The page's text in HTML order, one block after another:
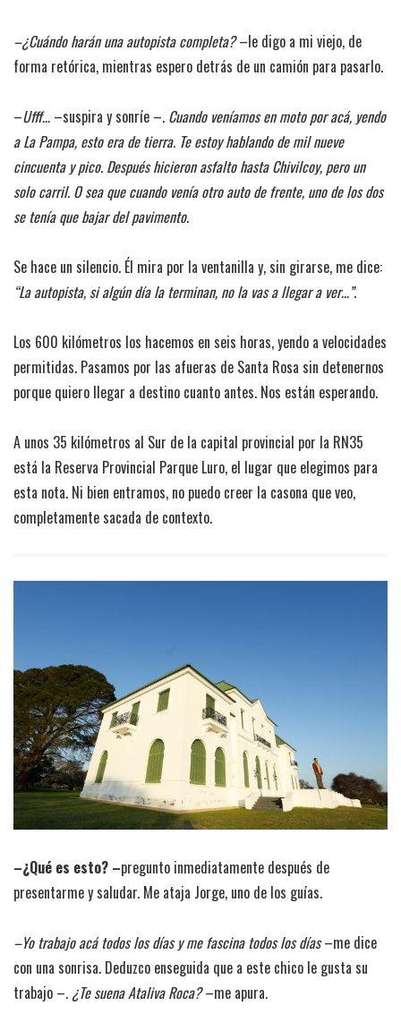
–¿Cuándo harán una autopista completa?–le digo a mi viejo, de
forma retórica, mientras espero detrás de un camión para pasarlo.
–Ufff… –suspira y sonríe –. Cuando veníamos en moto por acá, yendo
a La Pampa, esto era de tierra. Te estoy hablando de mil nueve
cincuenta y pico. Después hicieron asfalto hasta Chivilcoy, pero un
solo carril. O sea que cuando venía otro auto de frente, uno de los dos
se tenía que bajar del pavimento.
Se hace un silencio. Él mira por la ventanilla y, sin girarse, me dice:
“La autopista, si algún día la terminan, no la vas a llegar a ver…”.
Los 600 kilómetros los hacemos en seis horas, yendo a velocidades
permitidas. Pasamos por las afueras de Santa Rosa sin detenernos
porque quiero llegar a destino cuanto antes. Nos están esperando.
A unos 35 kilómetros al Sur de la capital provincial por la RN35
está la Reserva Provincial Parque Luro, el lugar que elegimos para
esta nota. Ni bien entramos, no puedo creer la casona que veo,
completamente sacada de contexto.
–¿Qué es esto? –pregunto inmediatamente después de
presentarme y saludar. Me ataja Jorge, uno de los guías.
–Yo trabajo acá todos los días y me fascina todos los días–me dice
con una sonrisa. Deduzco enseguida que a este chico le gusta su
trabajo –. ¿Te suena Ataliva Roca?–me apura.